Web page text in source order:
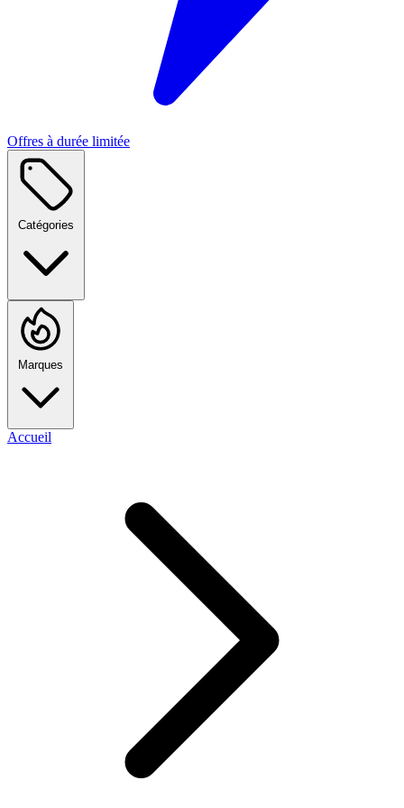
Offres à durée limitée
Catégories
Marques
Accueil